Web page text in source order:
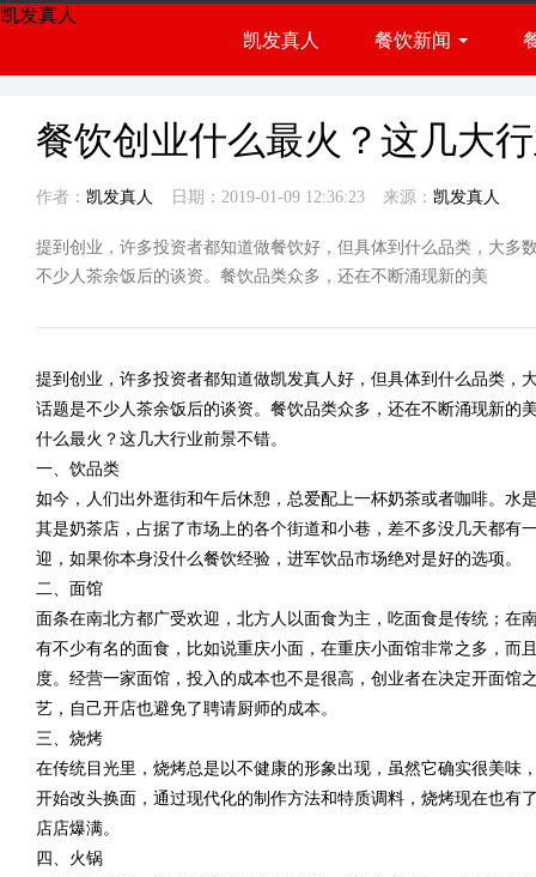
凯发真人
凯发真人
餐饮新闻
行业资讯
餐饮创业什么最火？这几大
作者： 凯发真人 日期：2019-01-09 12:36:23 来源： 凯发真人
提到创业，许多投资者都知道做餐饮好，但具体到什么品类，大多
不少人茶余饭后的谈资。餐饮品类众多，还在不断涌现新的美
提到创业，许多投资者都知道做凯发真人好，但具体到什么品类，
话题是不少人茶余饭后的谈资。餐饮品类众多，还在不断涌现新的
什么最火？这几大行业前景不错。
一、饮品类
如今，人们出外逛街和午后休憩，总爱配上一杯奶茶或者咖啡。水
其是奶茶店，占据了市场上的各个街道和小巷，差不多没几天都有
迎，如果你本身没什么餐饮经验，进军饮品市场绝对是好的选项。
二、面馆
面条在南北方都广受欢迎，北方人以面食为主，吃面食是传统；在
有不少有名的面食，比如说重庆小面，在重庆小面馆非常之多，而
度。经营一家面馆，投入的成本也不是很高，创业者在决定开面馆
艺，自己开店也避免了聘请厨师的成本。
三、烧烤
在传统目光里，烧烤总是以不健康的形象出现，虽然它确实很美味
开始改头换面，通过现代化的制作方法和特质调料，烧烤现在也有
店店爆满。
四、火锅